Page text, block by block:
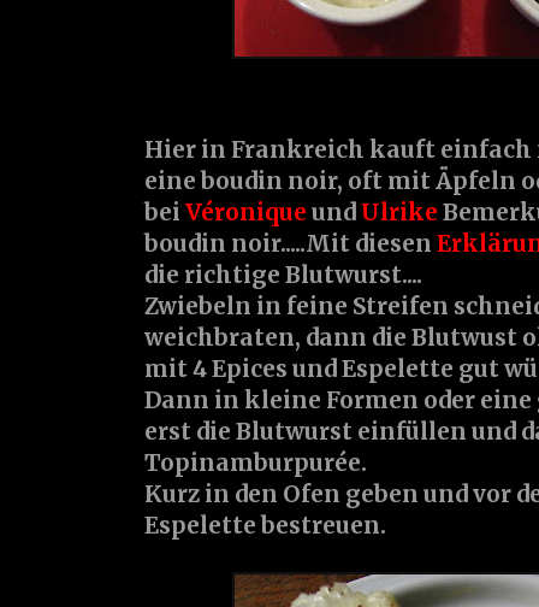
Hier in Frankreich kauft einfach
eine boudin noir, oft mit Äpfeln
bei Véronique und Ulrike
boudin noir.....Mit diesen
die richtige Blutwurst....
Zwiebeln in feine Streifen
weichbraten, dann die Blutwust
mit 4 Epices und Espelette gut
Dann in kleine Formen oder
erst die Blutwurst einfüllen und
Topinamburpurée.
Kurz in den Ofen geben und vor
Espelette bestreuen.